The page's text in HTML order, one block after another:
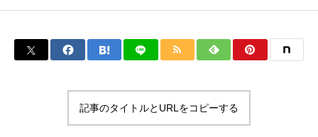
雨の日も傘が要らない最高の立地
記事のタイトルとURLをコピーする